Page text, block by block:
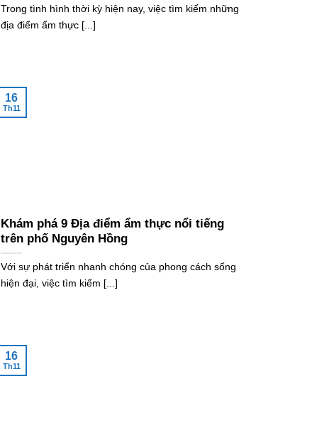
Trong tình hình thời kỳ hiện nay, việc tìm kiếm những
địa điểm ẩm thực [...]
Khám phá 9 Địa điểm ẩm thực nổi tiếng
trên phố Nguyên Hồng
Với sự phát triển nhanh chóng của phong cách sống
hiện đại, việc tìm kiếm [...]
16
Th11
16
Th11